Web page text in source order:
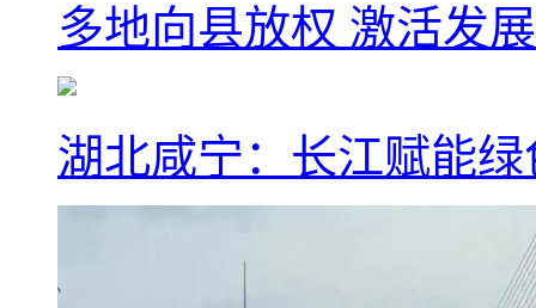
多地向县放权 激活发
湖北咸宁：长江赋能